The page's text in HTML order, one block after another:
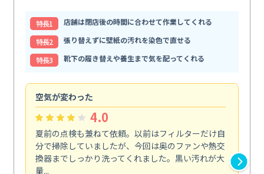
特⻑1
店舗は閉店後の時間に合わせて作業してくれる
特⻑2
張り替えずに壁紙の汚れを染色で直せる
特⻑3
靴下の履き替えや養生まで気を配ってくれる
空気が変わった
4.0
夏前の点検も兼ねて依頼。以前はフィルターだけ自
分で掃除していましたが、今回は奥のファンや熱交
換器までしっかり洗ってくれました。黒い汚れが大
量...